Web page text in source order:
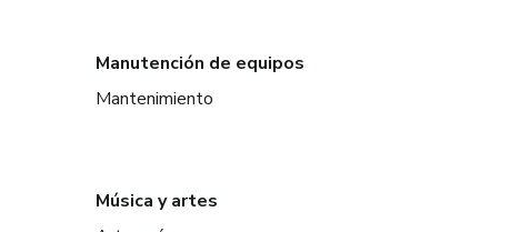
Manutención de equipos
Mantenimiento
Música y artes